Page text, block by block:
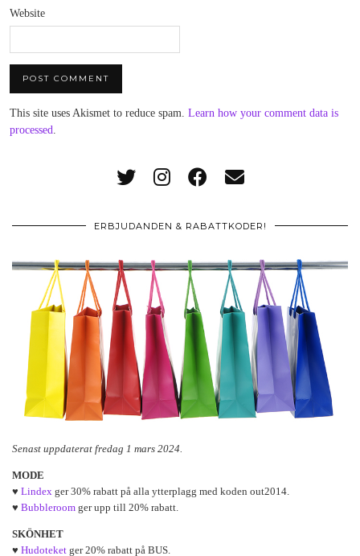
Website
This site uses Akismet to reduce spam. Learn how your comment data is
processed.
ERBJUDANDEN & RABATTKODER!
Senast uppdaterat fredag 1 mars 2024.
MODE
♥ Lindex ger 30% rabatt på alla ytterplagg med koden out2014.
♥ Bubbleroom ger upp till 20% rabatt.
SKÖNHET
♥ Hudoteket ger 20% rabatt på BUS.